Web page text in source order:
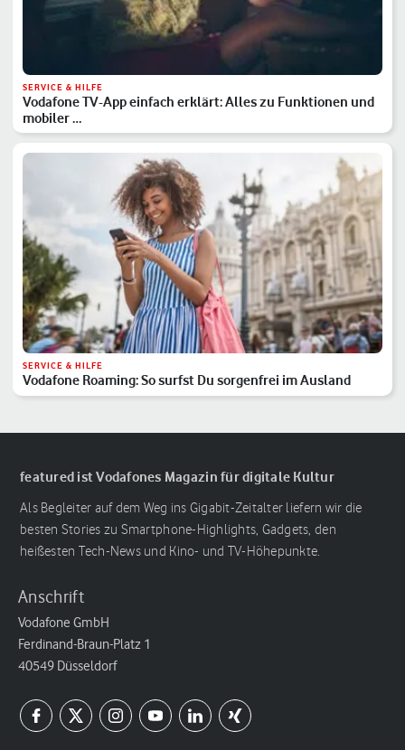
SERVICE & HILFE
Vodafone TV-App einfach erklärt: Alles zu Funktionen und
mobiler …
SERVICE & HILFE
Vodafone Roaming: So surfst Du sorgenfrei im Ausland
featured ist Vodafones Magazin für digitale Kultur
Als Begleiter auf dem Weg ins Gigabit-Zeitalter liefern wir die
besten Stories zu Smartphone-Highlights, Gadgets, den
heißesten Tech-News und Kino- und TV-Höhepunkte.
Anschrift
Vodafone GmbH
Ferdinand-Braun-Platz 1
40549 Düsseldorf